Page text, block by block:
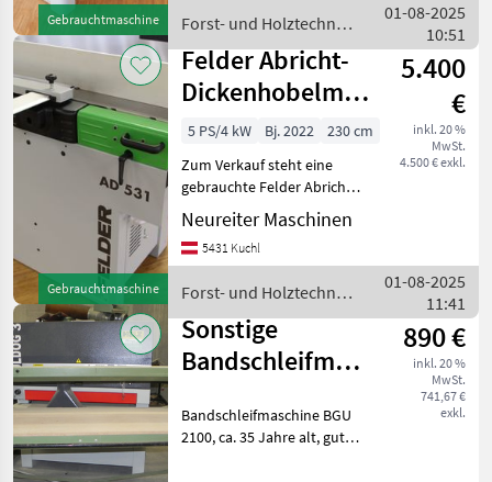
Gebrauchtmaschine
in unserem
Forst- und Holztechnik
/ Felder
01-08-2025
10:51
Gebrauchtmaschine
Felder Abricht-
Dickenhobelmaschine
AD5-31
5.400
€
inkl. 20 %
MwSt.
4.500 € exkl.
5 PS/4 kW Bj. 2022
230 cm
Zum Verkauf steht eine
gebrauchte Felder Abricht-
Dickenhobelmaschine AD5-
31 mit einer Abrichtlänge
von 1500 mm. Die Maschine
Ausstellungsmaschine in
unserem
Neureiter Maschinen
5431 Kuchl
Forst- und Holztechnik
/ Felder
01-08-2025
11:41
Sonstige
Bandschleifmaschine
gebraucht
890 €
inkl. 20 %
MwSt.
741,67 €
exkl.
Bandschleifmaschine BGU
2100, ca. 35 Jahre alt, guter